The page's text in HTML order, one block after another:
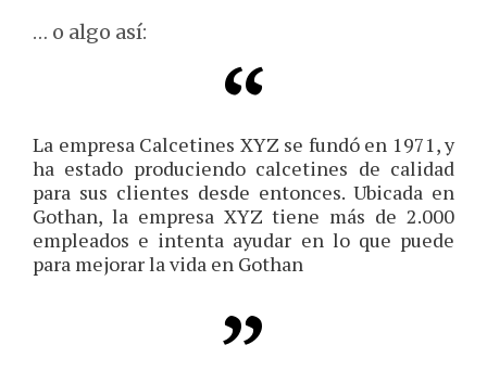
… o algo así:
La empresa Calcetines XYZ se fundó en 1971, y
ha estado produciendo calcetines de calidad
para sus clientes desde entonces. Ubicada en
Gothan, la empresa XYZ tiene más de 2.000
empleados e intenta ayudar en lo que puede
para mejorar la vida en Gothan